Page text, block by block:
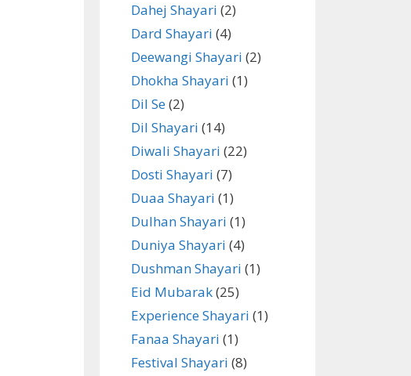
Dahej Shayari (2)
Dard Shayari (4)
Deewangi Shayari (2)
Dhokha Shayari (1)
Dil Se(2)
Dil Shayari (14)
Diwali Shayari (22)
Dosti Shayari (7)
Duaa Shayari (1)
Dulhan Shayari (1)
Duniya Shayari (4)
Dushman Shayari (1)
Eid Mubarak(25)
Experience Shayari (1)
Fanaa Shayari (1)
Festival Shayari (8)